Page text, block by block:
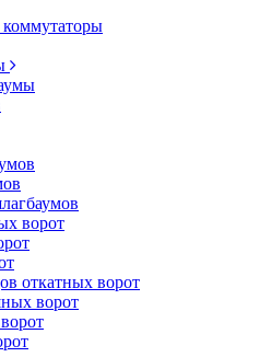
ворот
откатных ворот
ворот